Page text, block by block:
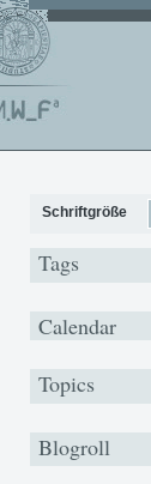
Schriftgröße
Tags
Calendar
Topics
Blogroll